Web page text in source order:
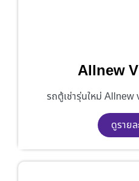
Allnew
รถตู้เช่ารุ่นใหม่
ดูราย